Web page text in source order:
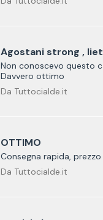
Agostani strong ,
Non conoscevo questo
Davvero ottimo
Da Tuttocialde.it
OTTIMO
Consegna rapida,
Da Tuttocialde.it